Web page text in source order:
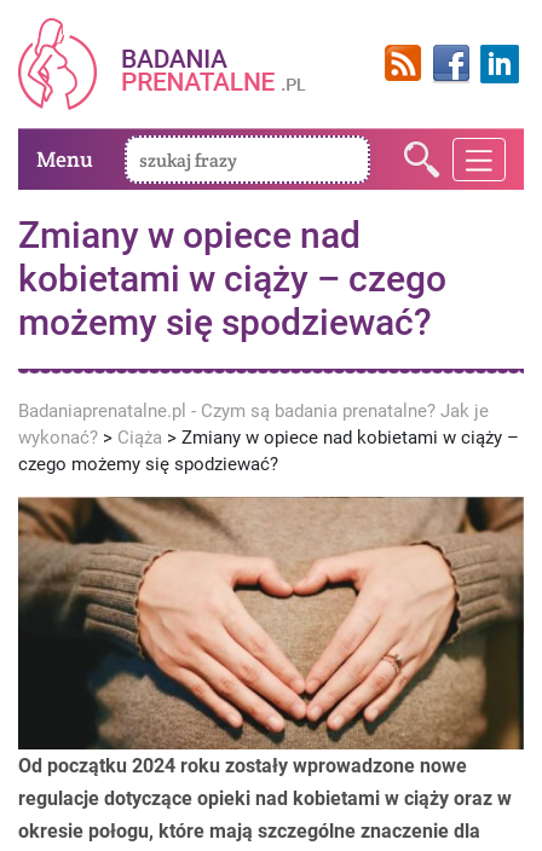
Menu
Zmiany w opiece nad
kobietami w ciąży – czego
możemy się spodziewać?
Badaniaprenatalne.pl - Czym są badania prenatalne? Jak je
wykonać? > Ciąża > Zmiany w opiece nad kobietami w ciąży –
czego możemy się spodziewać?
Od początku 2024 roku zostały wprowadzone nowe
regulacje dotyczące opieki nad kobietami w ciąży oraz w
okresie połogu, które mają szczególne znaczenie dla